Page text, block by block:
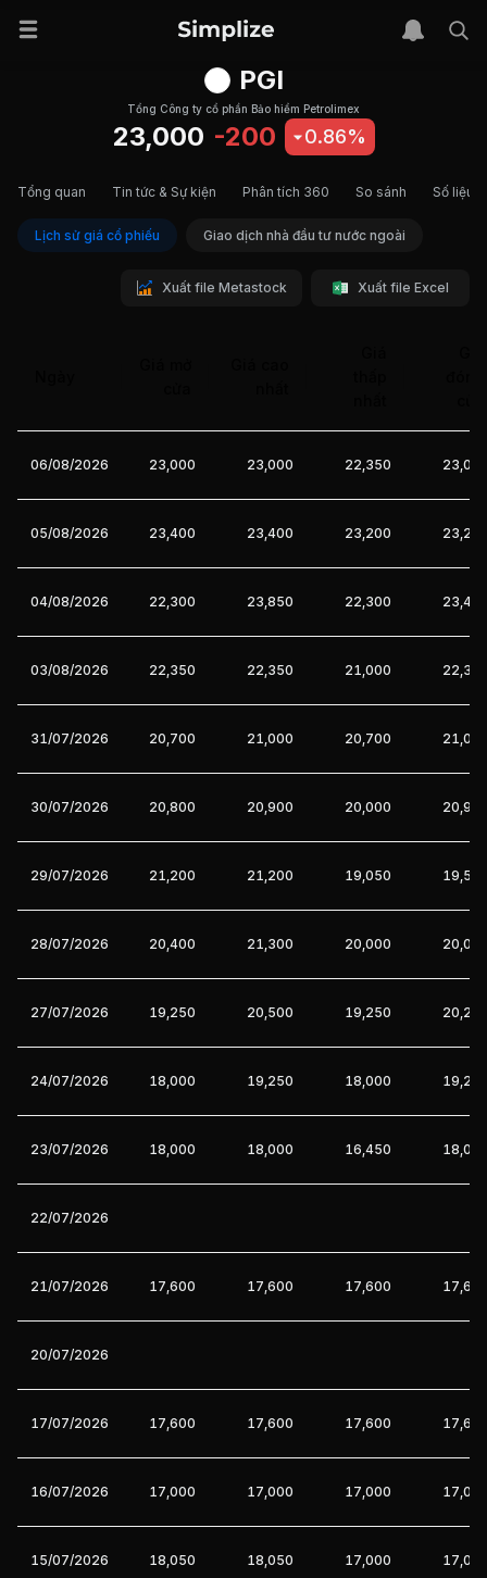
PGI
Tổng Công ty cổ phần Bảo hiểm Petrolimex
23,000 -200 0.86%
Tổng quan Tin tức & Sự kiện Phân tích 360 So sánh Số liệu
Lịch sử giá cổ phiếu Giao dịch nhà đầu tư nước ngoài
Xuất file Metastock Xuất file Excel
06/08/2026 23,000 23,000 22,350
05/08/2026 23,400 23,400 23,200
04/08/2026 22,300 23,850 22,300
03/08/2026 22,350 22,350 21,000
31/07/2026 20,700 21,000 20,700
30/07/2026 20,800 20,900 20,000
29/07/2026 21,200 21,200 19,050
28/07/2026 20,400 21,300 20,000
27/07/2026 19,250 20,500 19,250
24/07/2026 18,000 19,250 18,000
23/07/2026 18,000 18,000 16,450
22/07/2026
21/07/2026 17,600 17,600 17,600
20/07/2026
17/07/2026 17,600 17,600 17,600
16/07/2026 17,000 17,000 17,000
15/07/2026 18,050 18,050 17,000